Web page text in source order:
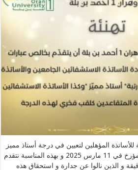
للأساتذة المؤهلين لتعيين في درجة أستاذ مميز
في ملحق القرار رقم 021 المؤرخ في 11 مارس 2025 و بهذه المناسبة نتقدم
و الذين نالوا عن جدارة و استحقاق هذه